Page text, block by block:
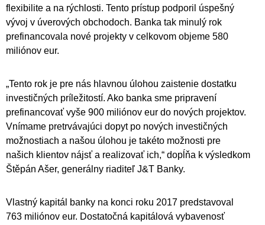
flexibilite a na rýchlosti. Tento prístup podporil úspešný
vývoj v úverových obchodoch. Banka tak minulý rok
prefinancovala nové projekty v celkovom objeme 580
miliónov eur.
„Tento rok je pre nás hlavnou úlohou zaistenie dostatku
investičných príležitostí. Ako banka sme pripravení
prefinancovať vyše 900 miliónov eur do nových projektov.
Vnímame pretrvávajúci dopyt po nových investičných
možnostiach a našou úlohou je takéto možnosti pre
našich klientov nájsť a realizovať ich,“ dopĺňa k výsledkom
Štěpán Ašer, generálny riaditeľ J&T Banky.
Vlastný kapitál banky na konci roku 2017 predstavoval
763 miliónov eur. Dostatočná kapitálová vybavenosť